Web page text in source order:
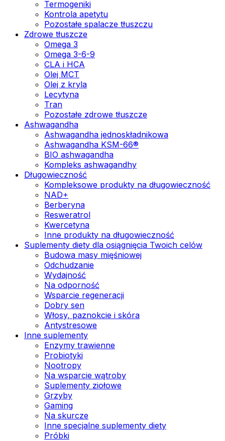
Termogeniki
Kontrola apetytu
Pozostałe spalacze tłuszczu
Zdrowe tłuszcze
Omega 3
Omega 3-6-9
CLA i HCA
Olej MCT
Olej z kryla
Lecytyna
Tran
Pozostałe zdrowe tłuszcze
Ashwagandha
Ashwagandha jednoskładnikowa
Ashwagandha KSM-66®
BIO ashwagandha
Kompleks ashwagandhy
Długowieczność
Kompleksowe produkty na długowieczność
NAD+
Berberyna
Resweratrol
Kwercetyna
Inne produkty na długowieczność
Suplementy diety dla osiągnięcia Twoich celów
Budowa masy mięśniowej
Odchudzanie
Wydajność
Na odporność
Wsparcie regeneracji
Dobry sen
Włosy, paznokcie i skóra
Antystresowe
Inne suplementy
Enzymy trawienne
Probiotyki
Nootropy
Na wsparcie wątroby
Suplementy ziołowe
Grzyby
Gaming
Na skurcze
Inne specjalne suplementy diety
Próbki